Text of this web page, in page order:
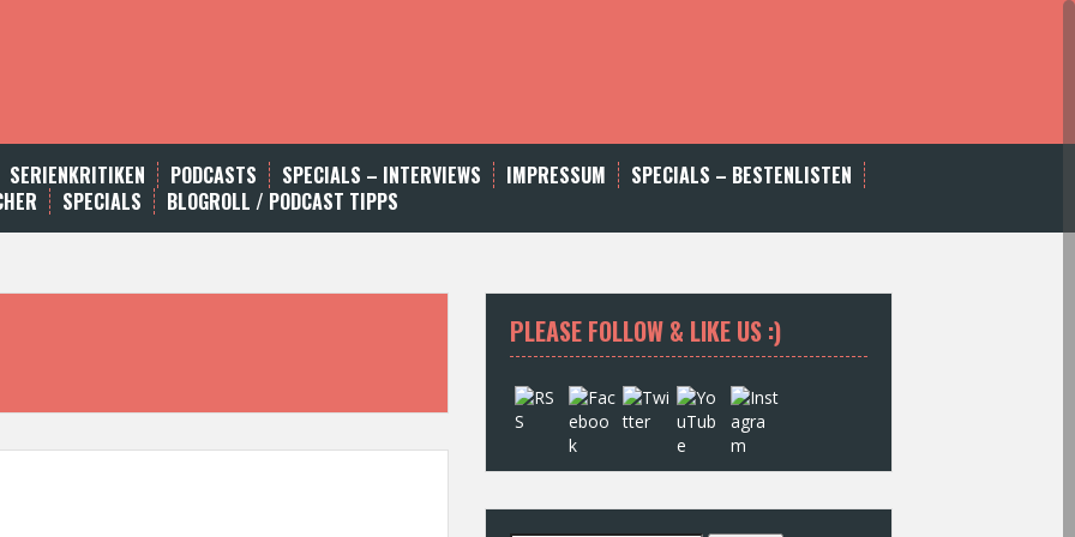
SERIENKRITIKEN PODCASTS SPECIALS – INTERVIEWS IMPRESSUM
SPECIALS – BESTENLISTEN
SPECIALS BLOGROLL / PODCAST TIPPS
PLEASE FOLLOW & LIKE US :)